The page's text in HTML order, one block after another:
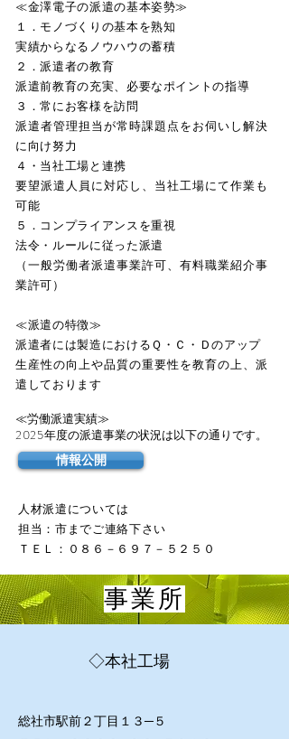
≪金澤電子の派遣の基本姿勢≫
１．モノづくりの基本を熟知
実績からなるノウハウの蓄積
２．派遣者の教育
派遣前教育の充実、必要なポイントの指導
３．常にお客様を訪問
派遣者管理担当が常時課題点をお伺いし解決
に向け努力
４・当社工場と連携
要望派遣人員に対応し、当社工場にて作業も
可能
５．コンプライアンスを重視
法令・ルールに従った派遣
（一般労働者派遣事業許可、有料職業紹介事
業許可）
≪派遣の特徴≫
派遣者には製造におけるＱ・Ｃ・Ｄのアップ
生産性の向上や品質の重要性を教育の上、派
遣しております
≪労働派遣実績≫
2025年度の派遣事業の状況は以下の通りです。
情報公開
人材派遣については
担当：市までご連絡下さい
ＴＥＬ：０８６－６９７－５２５０
事業所
◇本社工場
総社市駅前２丁目１３─５